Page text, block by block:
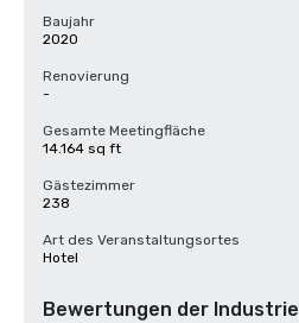
Baujahr
2020
Renovierung
-
Gesamte Meetingfläche
14.164 sq ft
Gästezimmer
238
Art des Veranstaltungsortes
Hotel
Bewertungen der Industrie